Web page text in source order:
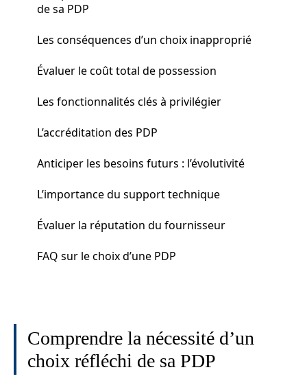
de sa PDP
Les conséquences d’un choix inapproprié
Évaluer le coût total de possession
Les fonctionnalités clés à privilégier
L’accréditation des PDP
Anticiper les besoins futurs : l’évolutivité
L’importance du support technique
Évaluer la réputation du fournisseur
FAQ sur le choix d’une PDP
Comprendre la nécessité d’un
choix réfléchi de sa PDP